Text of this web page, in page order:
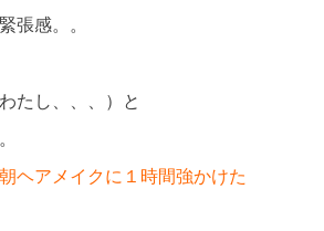
張感。。
たし、、、）と
ヘアメイクに１時間強かけた